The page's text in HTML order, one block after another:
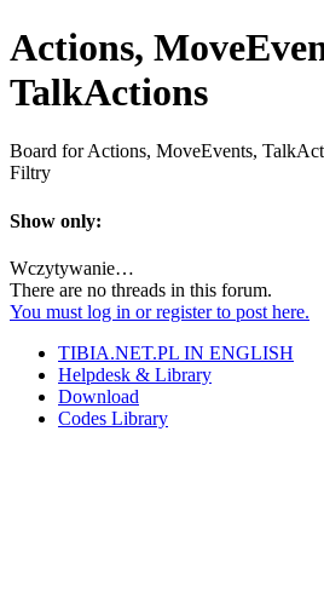
Actions,
TalkActions
Board for Actions, MoveEvents,
Filtry
Show only:
Wczytywanie…
There are no threads in this forum.
You must log in or register to post here.
TIBIA.NET.PL IN ENGLISH
Helpdesk & Library
Download
Codes Library